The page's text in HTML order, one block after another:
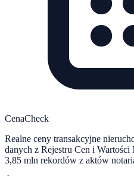
CenaCheck
Realne ceny transakcyjne
danych z Rejestru Cen i
3,85 mln rekordów z aktów